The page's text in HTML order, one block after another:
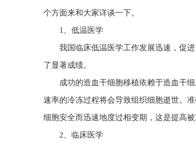
个方面来和大家详谈一下。
1、低温医学
我国临床低温医学工作发展迅速，促进
了显著成绩。
成功的造血干细胞移植依赖于造血干细
速率的冷冻过程将会导致组织细胞逝世。
细胞安全而迅速地度过相变期，这是提高被
2、临床医学